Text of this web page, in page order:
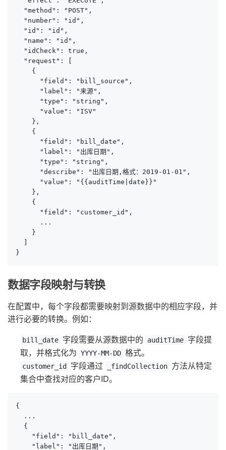
  "method": "POST",
  "number": "id",
  "id": "id",
  "name": "id",
  "idCheck": true,
  "request": [
    {
      "field": "bill_source",
      "label": "来源",
      "type": "string",
      "value": "ISV"
    },
    {
      "field": "bill_date",
      "label": "出库日期",
      "type": "string",
      "describe": "出库日期,格式：2019-01-01",
      "value": "{{auditTime|date}}"
    },
    {
      "field": "customer_id",
      ...
    }
  ]
}
数据字段映射与转换
在配置中，每个字段都需要映射到源数据中的相应字段，并
进行必要的转换。例如：
bill_date 字段需要从源数据中的 auditTime 字段提
取，并格式化为 YYYY-MM-DD 格式。
customer_id 字段通过 _findCollection 方法从特定
集合中查找对应的客户ID。
{
  ...
  {
    "field": "bill_date",
    "label": "出库日期",